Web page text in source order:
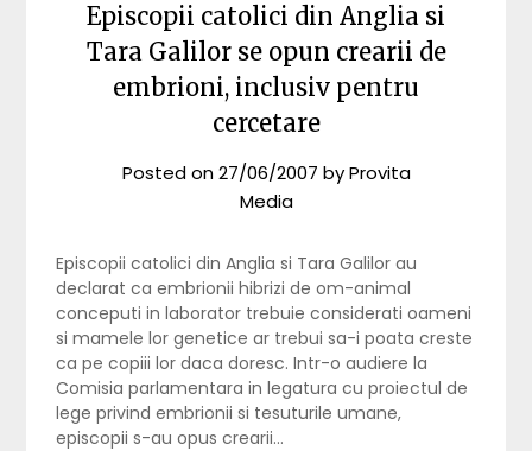
Episcopii catolici din Anglia si
Tara Galilor se opun crearii de
embrioni, inclusiv pentru
cercetare
Posted on27/06/2007 byProvita
Media
Episcopii catolici din Anglia si Tara Galilor au
declarat ca embrionii hibrizi de om-animal
conceputi in laborator trebuie considerati oameni
si mamele lor genetice ar trebui sa-i poata creste
ca pe copiii lor daca doresc. Intr-o audiere la
Comisia parlamentara in legatura cu proiectul de
lege privind embrionii si tesuturile umane,
episcopii s-au opus crearii…